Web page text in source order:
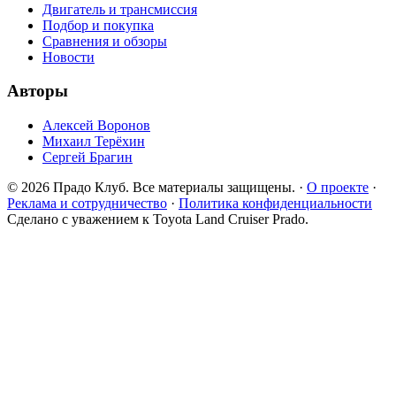
Двигатель и трансмиссия
Подбор и покупка
Сравнения и обзоры
Новости
Авторы
Алексей Воронов
Михаил Терёхин
Сергей Брагин
© 2026 Прадо Клуб. Все материалы защищены. · О проекте ·
Реклама и сотрудничество · Политика конфиденциальности
Сделано с уважением к Toyota Land Cruiser Prado.